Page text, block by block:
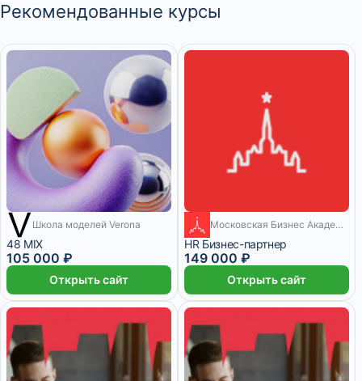
Рекомендованные курсы
5 867 ₽/мес 4 месяца
Школа моделей Verona
48 MIX
105 000 ₽
Открыть сайт
6 месяцев Московская Бизнес Академия
HR Бизнес-партнер
149 000 ₽
Открыть сайт